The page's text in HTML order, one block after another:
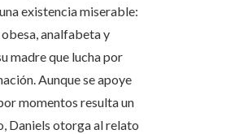
existencia miserable:
analfabeta y
madre que lucha por
Aunque se apoye
momentos resulta un
Daniels otorga al relato